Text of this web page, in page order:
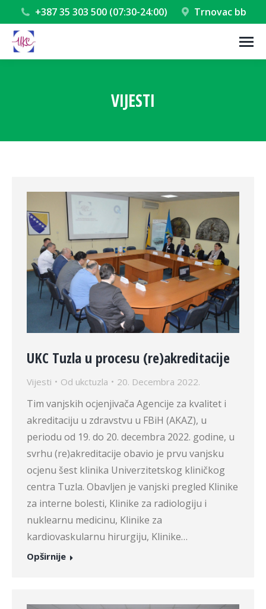
+387 35 303 500 (07:30-24:00) Trnovac bb
VIJESTI
UKC Tuzla u procesu (re)akreditacije
Vijesti Od ukctuzla 20. Decembra 2022.
Tim vanjskih ocjenjivača Agencije za kvalitet i
akreditaciju u zdravstvu u FBiH (AKAZ), u
periodu od 19. do 20. decembra 2022. godine, u
svrhu (re)akreditacije obavio je prvu vanjsku
ocjenu šest klinika Univerzitetskog kliničkog
centra Tuzla. Obavljen je vanjski pregled Klinike
za interne bolesti, Klinike za radiologiju i
nuklearnu medicinu, Klinike za
kardiovaskularnu hirurgiju, Klinike…
Opširnije